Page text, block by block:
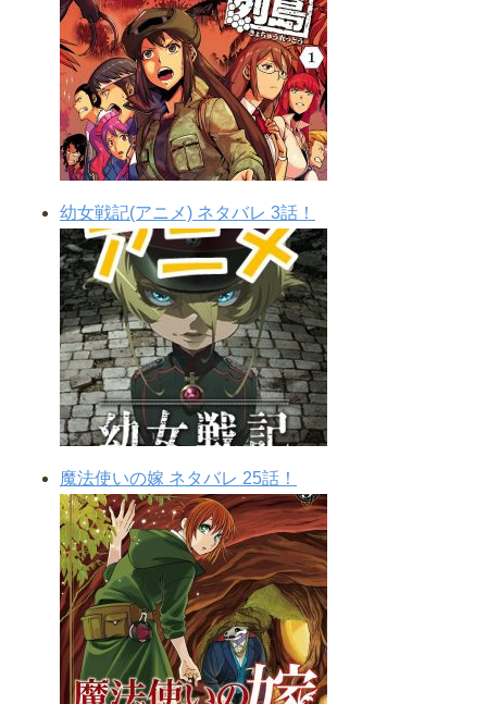
幼女戦記(アニメ) ネタバレ 3話！
魔法使いの嫁 ネタバレ 25話！